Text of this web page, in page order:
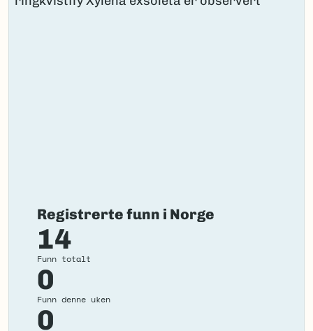
Registrerte funn i Norge
14
Funn totalt
0
Funn denne uken
0